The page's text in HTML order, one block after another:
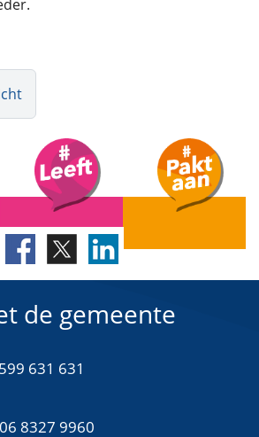
de gemeente
631 631
06 8327 9960